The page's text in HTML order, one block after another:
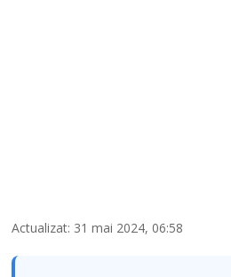
Actualizat: 31 mai 2024, 06:58